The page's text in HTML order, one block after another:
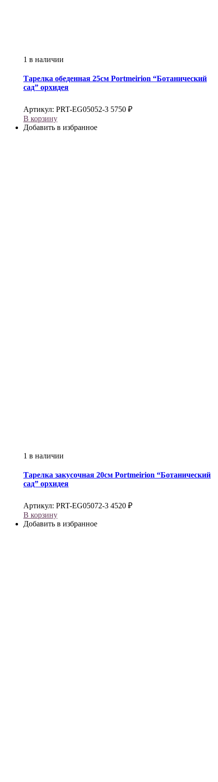
1 в наличии
Тарелка обеденная 25см Portmeirion “Ботанический
сад” орхидея
Артикул: PRT-EG05052-3 5750 ₽
В корзину
Добавить в избранное
1 в наличии
Тарелка закусочная 20см Portmeirion “Ботанический
сад” орхидея
Артикул: PRT-EG05072-3 4520 ₽
В корзину
Добавить в избранное